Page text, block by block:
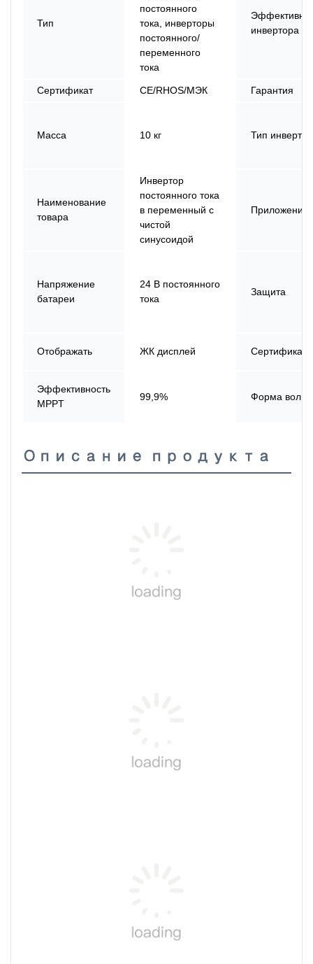
Тип
постоянного
тока, инверторы
постоянного/
переменного
тока
инвертора
Сертификат CE/RHOS/МЭК Гарантия
Масса 10 кг Тип
Наименование
товара
Инвертор
постоянного тока
в переменный с
чистой
синусоидой
Приложение
Напряжение
батареи
24 В постоянного
тока
Защита
Отображать ЖК дисплей
Эффективность
MPPT
99,9% Форма волны
Описание продукта